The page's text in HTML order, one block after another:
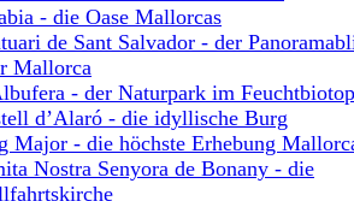
- die Oase Mallorcas
de Sant Salvador - der
Mallorca
- der Naturpark im Feuchtbiotop
d’Alaró - die idyllische Burg
Major - die höchste Erhebung
Nostra Senyora de Bonany - die